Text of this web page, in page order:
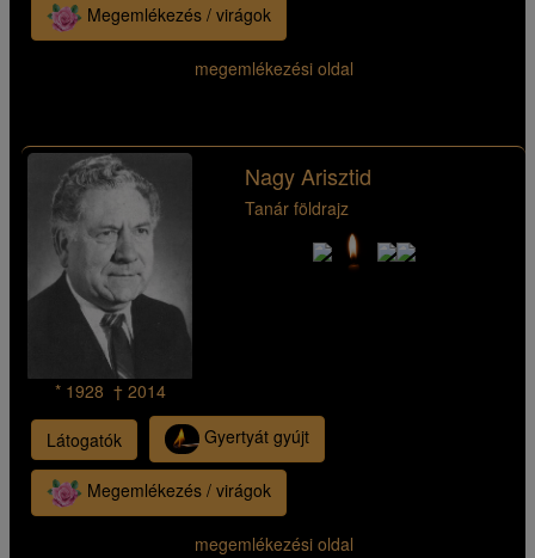
Megemlékezés / virágok
megemlékezési oldal
* 1928 † 2014
Nagy Arisztid
Tanár földrajz
Látogatók Gyertyát gyújt
Megemlékezés / virágok
megemlékezési oldal